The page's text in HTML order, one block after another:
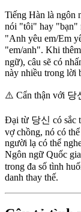
Tiếng Hàn là ngôn
nói "tôi" hay "bạn"
"Anh yêu em/Em
"em/anh". Khi
ngữ), câu sẽ có
này nhiều trong lời
⚠️ Cẩn thận với 당
Đại từ 당신 có sắc
vợ chồng, nó có
người lạ có thể
Ngôn ngữ Quốc
trong đa số tình
danh thay thế.